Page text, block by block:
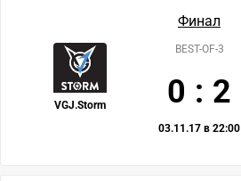
Финал
VGJ.Storm
BEST-OF-3
0 : 2
03.11.17 в 22:00